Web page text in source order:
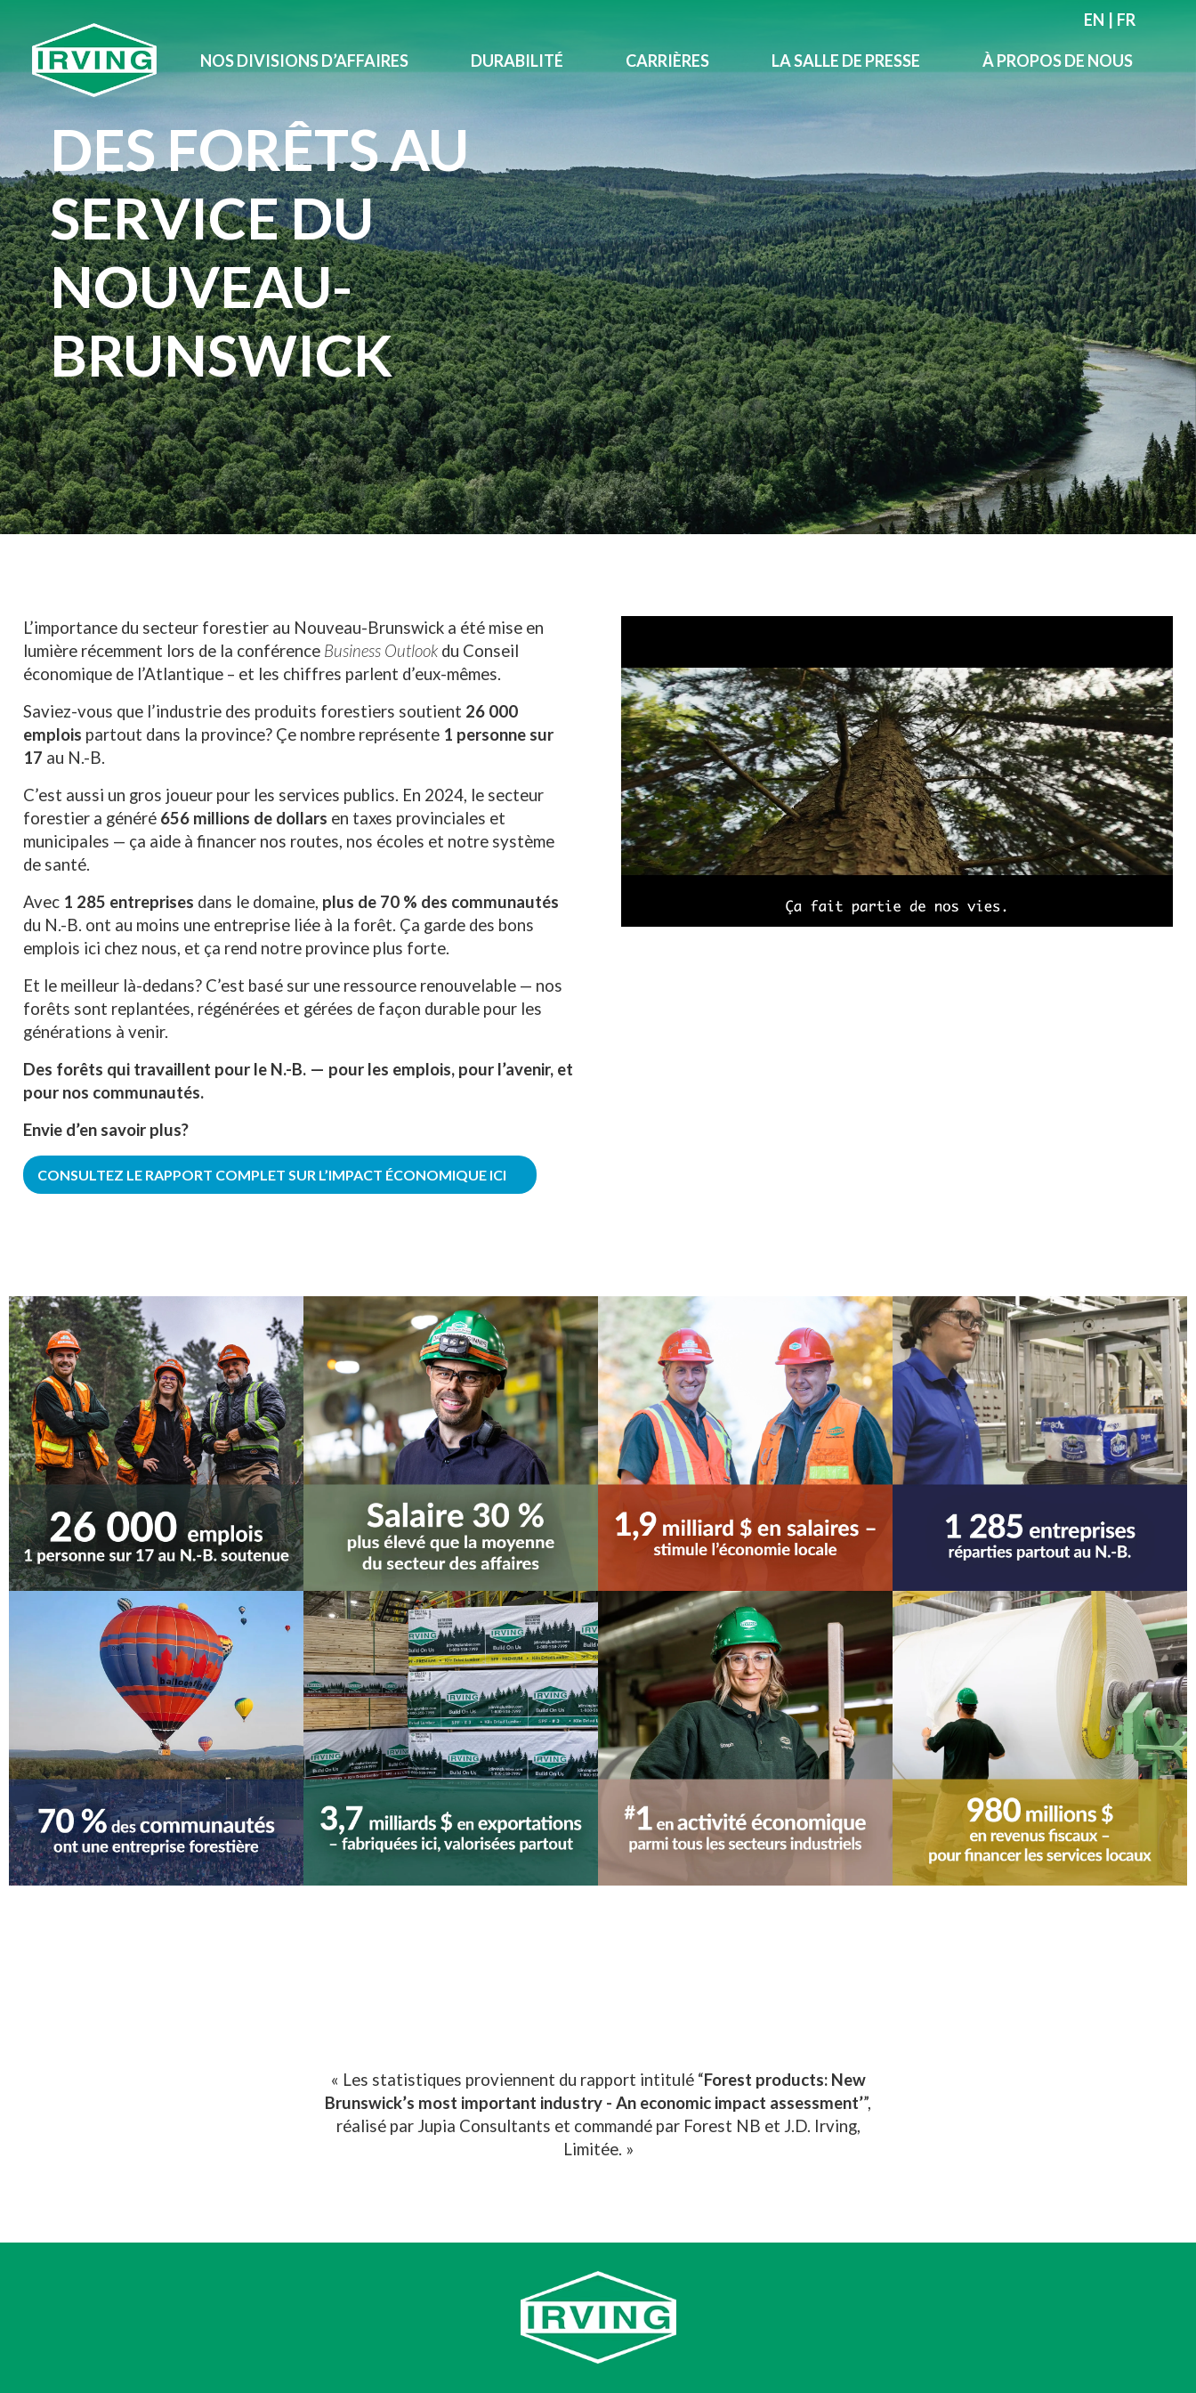
NOS DIVISIONS D’AFFAIRES DURABILITÉ CARRIÈRES LA SALLE DE PRESSE À PROPOS DE NOUS
EN FR
DES FORÊTS AU
SERVICE DU
NOUVEAU-
BRUNSWICK
L’importance du secteur forestier au Nouveau-Brunswick a été mise en
lumière récemment lors de la conférence Business Outlook du Conseil
économique de l’Atlantique – et les chiffres parlent d’eux-mêmes.
Saviez-vous que l’industrie des produits forestiers soutient 26 000
emplois partout dans la province? Çe nombre représente 1 personne sur
17 au N.-B.
C’est aussi un gros joueur pour les services publics. En 2024, le secteur
forestier a généré 656 millions de dollars en taxes provinciales et
municipales — ça aide à financer nos routes, nos écoles et notre système
de santé.
Avec 1 285 entreprises dans le domaine, plus de 70 % des communautés
du N.-B. ont au moins une entreprise liée à la forêt. Ça garde des bons
emplois ici chez nous, et ça rend notre province plus forte.
Et le meilleur là-dedans? C’est basé sur une ressource renouvelable — nos
forêts sont replantées, régénérées et gérées de façon durable pour les
générations à venir.
Des forêts qui travaillent pour le N.-B. — pour les emplois, pour l’avenir, et
pour nos communautés.
Envie d’en savoir plus?
CONSULTEZ LE RAPPORT COMPLET SUR L’IMPACT ÉCONOMIQUE ICI
« Les statistiques proviennent du rapport intitulé “Forest products: New
Brunswick’s most important industry - An economic impact assessment’”,
réalisé par Jupia Consultants et commandé par Forest NB et J.D. Irving,
Limitée. »